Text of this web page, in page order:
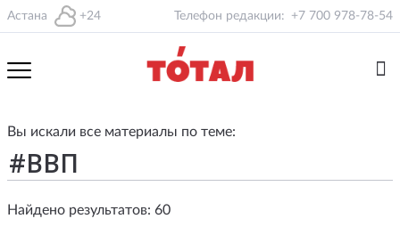
Астана +24 Телефон редакции: +7 700 978-78-54
Вы искали все материалы по теме:
Найдено результатов: 60